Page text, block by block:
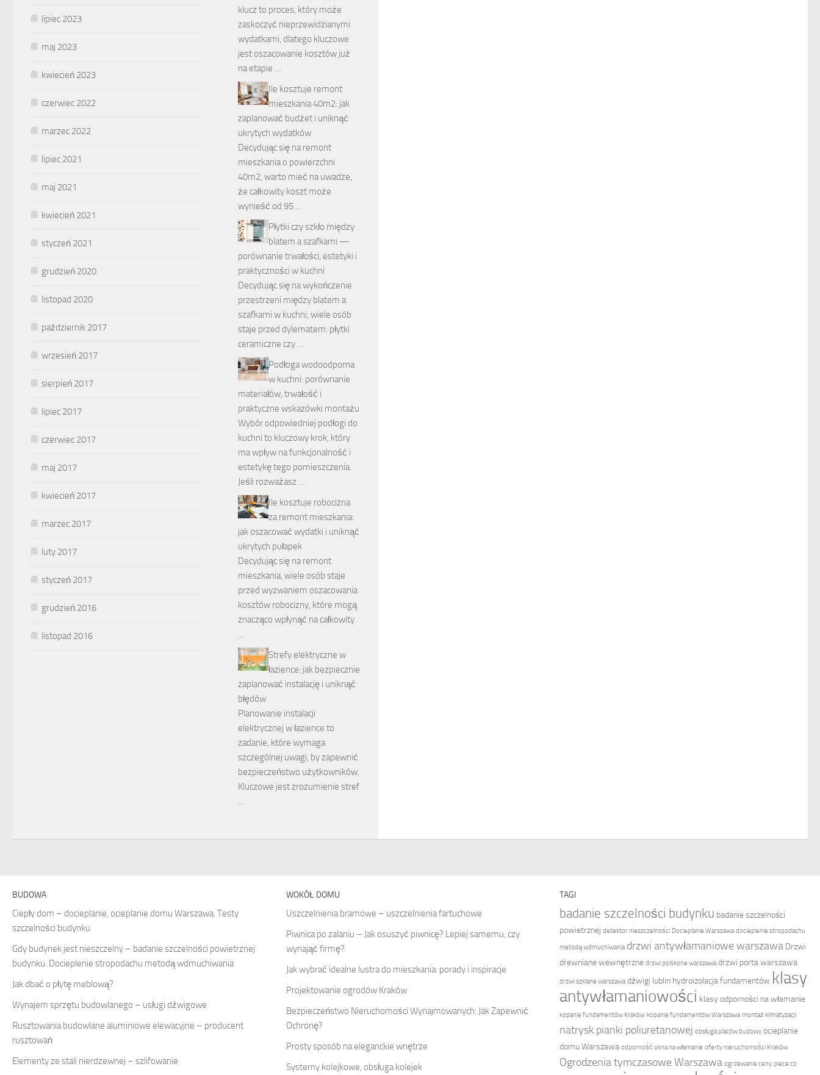
lipiec 2023
maj 2023
kwiecień 2023
czerwiec 2022
marzec 2022
lipiec 2021
maj 2021
kwiecień 2021
styczeń 2021
grudzień 2020
listopad 2020
październik 2017
wrzesień 2017
sierpień 2017
lipiec 2017
czerwiec 2017
maj 2017
kwiecień 2017
marzec 2017
luty 2017
styczeń 2017
grudzień 2016
listopad 2016
klucz to proces, który może
zaskoczyć nieprzewidzianymi
wydatkami, dlatego kluczowe
jest oszacowanie kosztów już
na etapie …
Ile kosztuje remont
mieszkania 40m2: jak
zaplanować budżet i uniknąć
ukrytych wydatków
Decydując się na remont
mieszkania o powierzchni
40m2, warto mieć na uwadze,
że całkowity koszt może
wynieść od 95 …
Płytki czy szkło między
blatem a szafkami —
porównanie trwałości, estetyki i
praktyczności w kuchni
Decydując się na wykończenie
przestrzeni między blatem a
szafkami w kuchni, wiele osób
staje przed dylematem: płytki
ceramiczne czy …
Podłoga wodoodporna
w kuchni: porównanie
materiałów, trwałość i
praktyczne wskazówki montażu
Wybór odpowiedniej podłogi do
kuchni to kluczowy krok, który
ma wpływ na funkcjonalność i
estetykę tego pomieszczenia.
Jeśli rozważasz …
Ile kosztuje robocizna
za remont mieszkania:
jak oszacować wydatki i uniknąć
ukrytych pułapek
Decydując się na remont
mieszkania, wiele osób staje
przed wyzwaniem oszacowania
kosztów robocizny, które mogą
znacząco wpłynąć na całkowity
…
Strefy elektryczne w
łazience: jak bezpiecznie
zaplanować instalację i uniknąć
błędów
Planowanie instalacji
elektrycznej w łazience to
zadanie, które wymaga
szczególnej uwagi, by zapewnić
bezpieczeństwo użytkowników.
Kluczowe jest zrozumienie stref
…
BUDOWA
Ciepły dom – docieplanie, ocieplanie domu Warszawa. Testy
szczelności budynku
Gdy budynek jest nieszczelny – badanie szczelności powietrznej
budynku. Docieplenie stropodachu metodą wdmuchiwania
Jak dbać o płytę meblową?
Wynajem sprzętu budowlanego – usługi dźwigowe
Rusztowania budowlane aluminiowe elewacyjne – producent
rusztowań
Elementy ze stali nierdzewnej – szlifowanie
WOKÓŁ DOMU
Uszczelnienia bramowe – uszczelnienia fartuchowe
Piwnica po zalaniu – Jak osuszyć piwnicę? Lepiej samemu, czy
wynająć firmę?
Jak wybrać idealne lustra do mieszkania: porady i inspiracje
Projektowanie ogrodów Kraków
Bezpieczeństwo Nieruchomości Wynajmowanych: Jak Zapewnić
Ochronę?
Prosty sposób na eleganckie wnętrze
Systemy kolejkowe, obsługa kolejek
TAGI
badanie szczelności budynku badanie szczelności
powietrznej detektor nieszczelności Docieplanie Warszawa docieplenie stropodachu
metodą wdmuchiwania drzwi antywłamaniowe warszawa Drzwi
drewniane wewnętrzne drzwi polskone warszawa drzwi porta warszawa
drzwi szklane warszawa dźwigi lublin hydroizolacja fundamentów klasy
antywłamaniowości klasy odporności na włamanie
kopanie fundamentów Kraków kopanie fundamentów Warszawa montaż klimatyzacji
natrysk pianki poliuretanowej obsługa placów budowy ocieplanie
domu Warszawa odporność okna na włamanie oferty nieruchomości Kraków
Ogrodzenia tymczasowe Warszawa ogrzewanie ceny piece co